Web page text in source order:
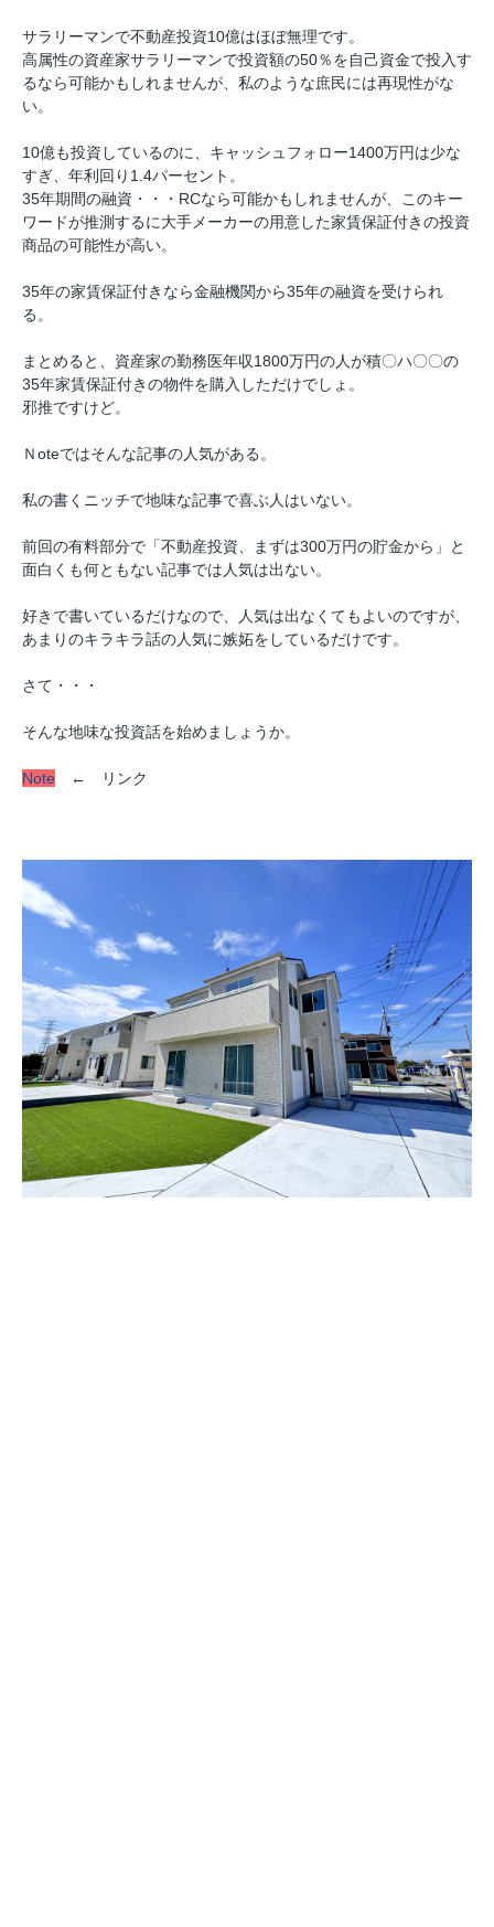
サラリーマンで不動産投資10億はほぼ無理です。
高属性の資産家サラリーマンで投資額の50％を自己資金で投入す
るなら可能かもしれませんが、私のような庶民には再現性がな
い。
10億も投資しているのに、キャッシュフォロー1400万円は少な
すぎ、年利回り1.4パーセント。
35年期間の融資・・・RCなら可能かもしれませんが、このキー
ワードが推測するに大手メーカーの用意した家賃保証付きの投資
商品の可能性が高い。
35年の家賃保証付きなら金融機関から35年の融資を受けられ
る。
まとめると、資産家の勤務医年収1800万円の人が積〇ハ〇〇の
35年家賃保証付きの物件を購入しただけでしょ。
邪推ですけど。
Ｎoteではそんな記事の人気がある。
私の書くニッチで地味な記事で喜ぶ人はいない。
前回の有料部分で「不動産投資、まずは300万円の貯金から」と
面白くも何ともない記事では人気は出ない。
好きで書いているだけなので、人気は出なくてもよいのですが、
あまりのキラキラ話の人気に嫉妬をしているだけです。
さて・・・
そんな地味な投資話を始めましょうか。
Note ← リンク